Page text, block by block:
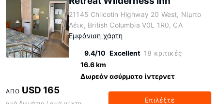
21145 Chilcotin Highway 20 West, Νίμπο
Λέικ, British Columbia V0L 1R0, CA
Εμφάνιση χάρτη
9.4/10 Excellent 18 κριτικές
16.6 km
Δωρεάν ασύρματο ίντερνετ
ΑΠΌ USD 165
Επιλέξτε